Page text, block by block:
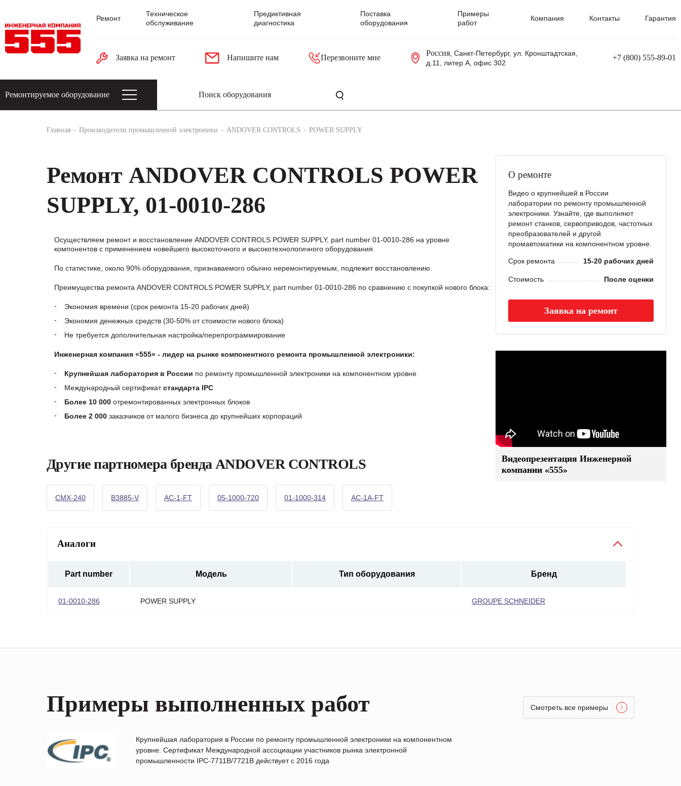
Ремонт
Техническое
обслуживание
Предиктивная
диагностика
Поставка
оборудования
Примеры
работ
Компания Контакты Гарантия
Заявка на ремонт Напишите нам Перезвоните мне
Россия, Санкт-Петербург, ул. Кронштадтская,
д.11, литер А, офис 302
+7 (800) 555-89-01
Ремонтируемое оборудование
Главная Производители промышленной электроники ANDOVER CONTROLS POWER SUPPLY
Ремонт ANDOVER CONTROLS POWER
SUPPLY, 01-0010-286
Осуществляем ремонт и восстановление ANDOVER CONTROLS POWER SUPPLY, part number 01-0010-286 на уровне
компонентов с применением новейшего высокоточного и высокотехнологичного оборудования.
По статистике, около 90% оборудования, признаваемого обычно неремонтируемым, подлежит восстановлению.
Преимущества ремонта ANDOVER CONTROLS POWER SUPPLY, part number 01-0010-286 по сравнению с покупкой нового блока:
Экономия времени (срок ремонта 15-20 рабочих дней)
Экономия денежных средств (30-50% от стоимости нового блока)
Не требуется дополнительная настройка/перепрограммирование
Инженерная компания «555» - лидер на рынке компонентного ремонта промышленной электроники:
Крупнейшая лаборатория в России по ремонту промышленной электроники на компонентном уровне
Международный сертификатстандарта IPC
Более 10 000 отремонтированных электронных блоков
Более 2 000 заказчиков от малого бизнеса до крупнейших корпораций
Другие партномера бренда ANDOVER CONTROLS
CMX-240 B3885-V AC-1-FT 05-1000-720 01-1000-314 AC-1A-FT
О ремонте
Видео о крупнейшей в России
лаборатории по ремонту промышленной
электроники. Узнайте, где выполняют
ремонт станков, сервоприводов, частотных
преобразователей и другой
промавтоматики на компонентном уровне.
Срок ремонта 15-20 рабочих дней
Стоимость После оценки
Заявка на ремонт
Видеопрезентация Инженерной
компании «555»
Аналоги
Part number Модель Тип оборудования Бренд
01-0010-286 POWER SUPPLY GROUPE SCHNEIDER
Примеры выполненных работ
Крупнейшая лаборатория в России по ремонту промышленной электроники на компонентном
уровне. Сертификат Международной ассоциации участников рынка электронной
промышленности IPC-7711B/7721B действует с 2016 года
Смотреть все примеры